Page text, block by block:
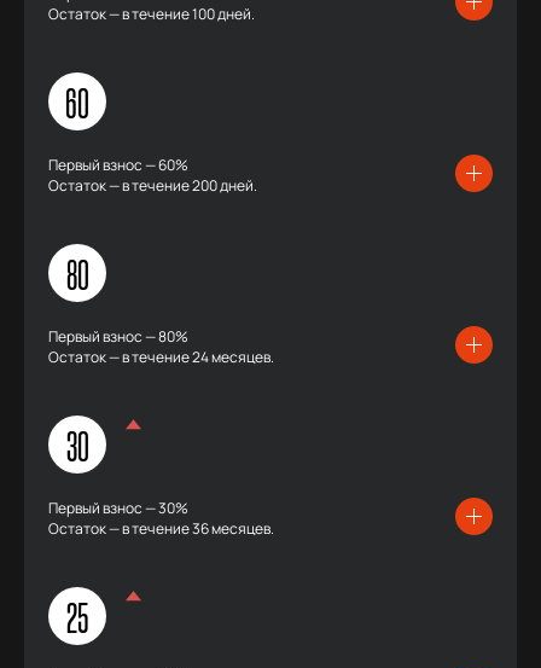
Остаток — в течение 100 дней.
60
Первый взнос — 60%
Остаток — в течение 200 дней.
80
Первый взнос — 80%
Остаток — в течение 24 месяцев.
30
Первый взнос — 30%
Остаток — в течение 36 месяцев.
25